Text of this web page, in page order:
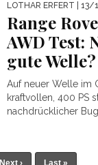
LOTHAR ERFERT |
Range
AWD Test:
gute Welle?
Auf neuer Welle im
kraftvollen, 400 PS
nachdrücklicher
Next › Last »